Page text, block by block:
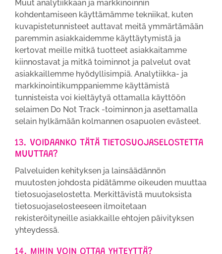
Muut analytiikkaan ja markkinoinnin
kohdentamiseen käyttämämme tekniikat, kuten
kuvapistetunnisteet auttavat meitä ymmärtämään
paremmin asiakkaidemme käyttäytymistä ja
kertovat meille mitkä tuotteet asiakkaitamme
kiinnostavat ja mitkä toiminnot ja palvelut ovat
asiakkaillemme hyödyllisimpiä. Analytiikka- ja
markkinointikumppaniemme käyttämistä
tunnisteista voi kieltäytyä ottamalla käyttöön
selaimen Do Not Track -toiminnon ja asettamalla
selain hylkämään kolmannen osapuolen evästeet.
13. VOIDAANKO TÄTÄ TIETOSUOJASELOSTETTA
MUUTTAA?
Palveluiden kehityksen ja lainsäädännön
muutosten johdosta pidätämme oikeuden muuttaa
tietosuojaselostetta. Merkittävistä muutoksista
tietosuojaselosteeseen ilmoitetaan
rekisteröityneille asiakkaille ehtojen päivityksen
yhteydessä.
14. MIHIN VOIN OTTAA YHTEYTTÄ?